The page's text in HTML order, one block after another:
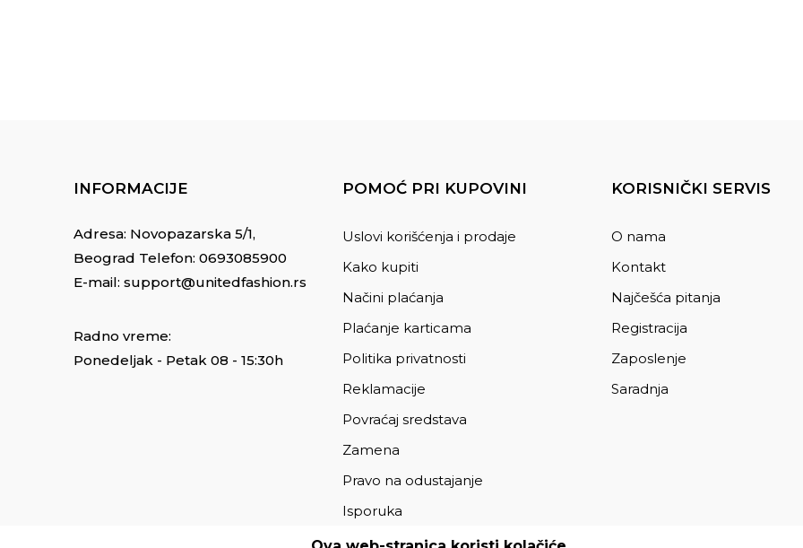
INFORMACIJE
Adresa: Novopazarska 5/1,
Beograd Telefon: 0693085900
E-mail: support@unitedfashion.rs
Radno vreme:
Ponedeljak - Petak 08 - 15:30h
POMOĆ PRI KUPOVINI
Uslovi korišćenja i prodaje
Kako kupiti
Načini plaćanja
Plaćanje karticama
Politika privatnosti
Reklamacije
Povraćaj sredstava
Zamena
Pravo na odustajanje
Isporuka
KORISNIČKI SERVIS
O nama
Kontakt
Najčešća pitanja
Registracija
Zaposlenje
Saradnja